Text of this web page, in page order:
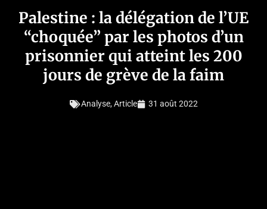
Palestine : la délégation de l’UE
“choquée” par les photos d’un
prisonnier qui atteint les 200
jours de grève de la faim
Analyse,Article 31 août 2022